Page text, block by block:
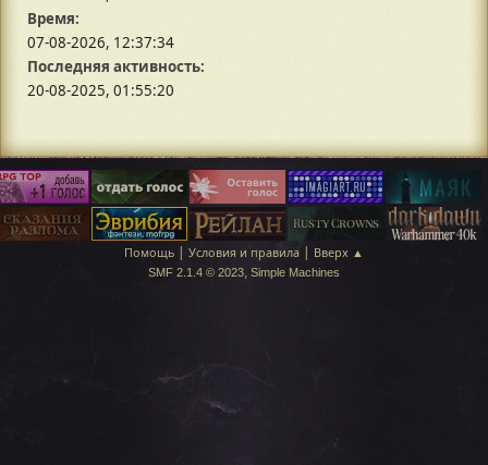
Время:
07-08-2026, 12:37:34
Последняя активность:
20-08-2025, 01:55:20
Помощь | Условия и правила | Вверх ▲
SMF 2.1.4 © 2023, Simple Machines